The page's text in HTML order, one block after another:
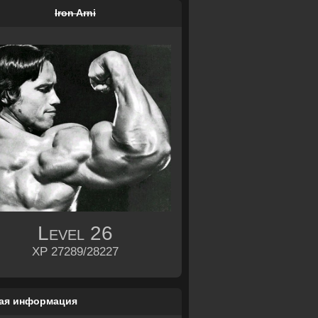
Iron Arni
Level 26
XP 27289/28227
информация